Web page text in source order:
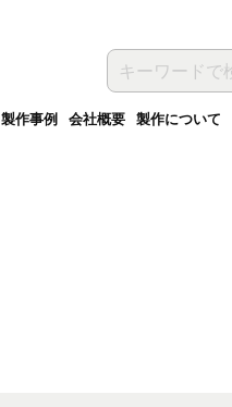
製作事例 会社概要 製作について